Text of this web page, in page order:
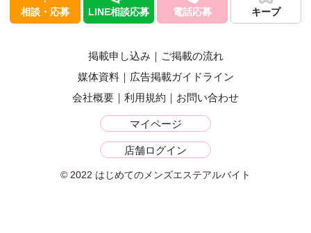
相談・応募 LINE相談応募 電話応募 キープ
掲載申し込み
ご掲載の流れ
媒体資料
広告掲載ガイドライン
会社概要
利用規約 お問い合わせ
マイページ
店舗ログイン
© 2022 はじめてのメンズエステアルバイト